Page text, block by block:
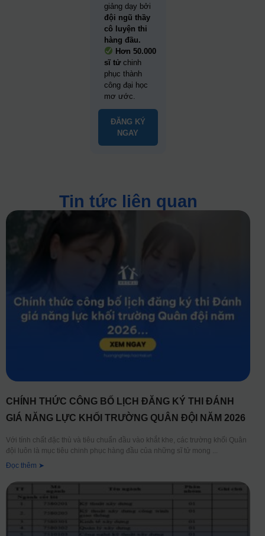
giảng dạy bởi
đội ngũ thầy
cô luyện thi
hàng đầu.
Hơn 50.000
sĩ tửchinh
phục thành
công đại học
mơ ước.
ĐĂNG KÝ
NGAY
Tin tức liên quan
CHÍNH THỨC CÔNG BỐ LỊCH ĐĂNG KÝ THI ĐÁNH
GIÁ NĂNG LỰC KHỐI TRƯỜNG QUÂN ĐỘI NĂM 2026
Với tính chất đặc thù và tiêu chuẩn đầu vào khắt khe, các trường khối Quân
đội luôn là mục tiêu chinh phục hàng đầu của những sĩ tử mong
Đọc thêm ➤